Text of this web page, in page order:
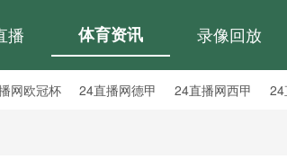
播 体育资讯 录像回放
网欧冠杯 24直播网德甲 24直播网西甲 24